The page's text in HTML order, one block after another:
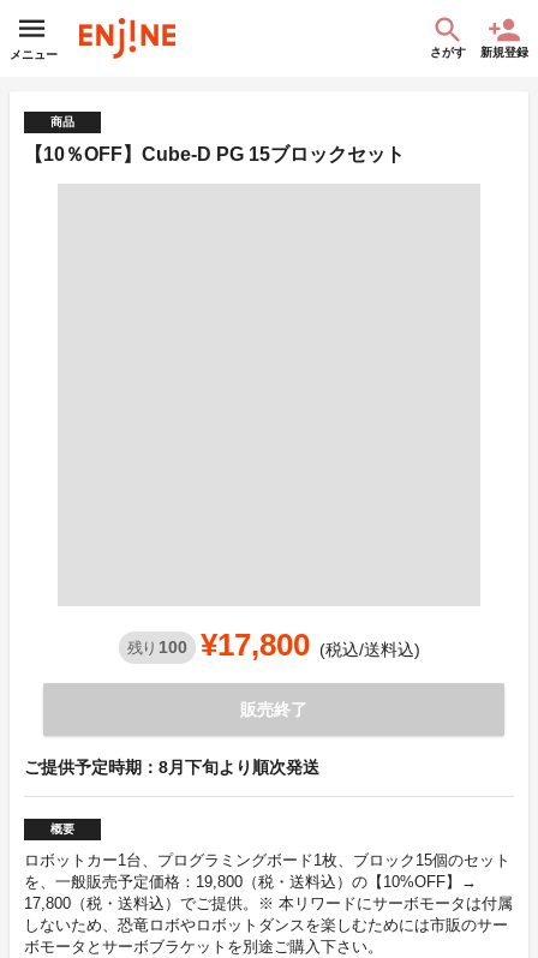
メニュー さがす 新規登録
商品
【10％OFF】Cube-D PG 15ブロックセット
残り 100 ¥17,800 (税込/送料込)
販売終了
ご提供予定時期：8月下旬より順次発送
概要
ロボットカー1台、プログラミングボード1枚、ブロック15個のセット
を、一般販売予定価格：19,800（税・送料込）の【10%OFF】→
17,800（税・送料込）でご提供。※ 本リワードにサーボモータは付属
しないため、恐竜ロボやロボットダンスを楽しむためには市販のサー
ボモータとサーボブラケットを別途ご購入下さい。